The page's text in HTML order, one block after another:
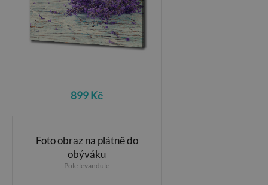
899 Kč
Foto obraz na plátně do
obýváku
Pole levandule